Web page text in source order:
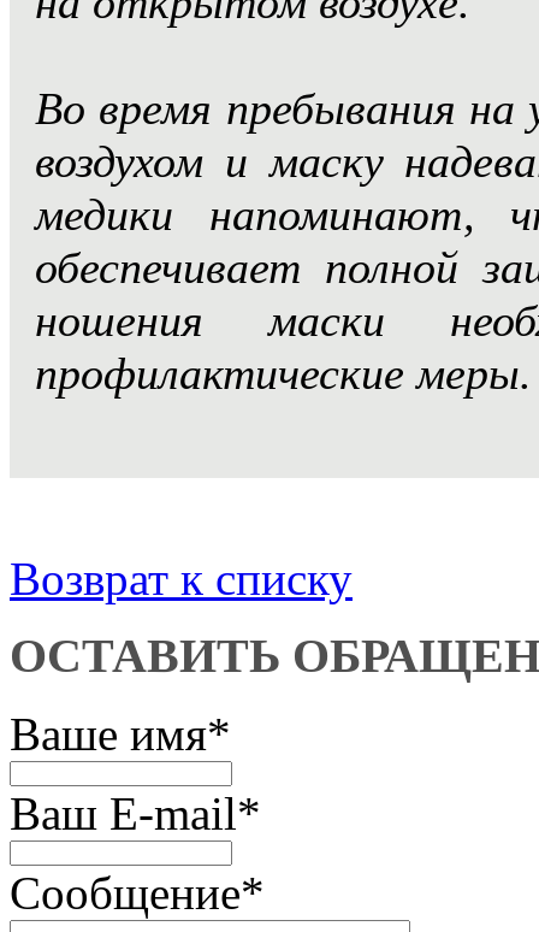
Во время пребывания
воздухом и маску
медики напоминают,
обеспечивает полной
ношения маски
профилактические меры.
Возврат к списку
ОСТАВИТЬ
Ваше имя*
Ваш E-mail*
Сообщение*